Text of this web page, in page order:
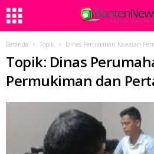
Beranda Topik Dinas Perumahan Kawasan
Topik: Dinas
Permukiman dan